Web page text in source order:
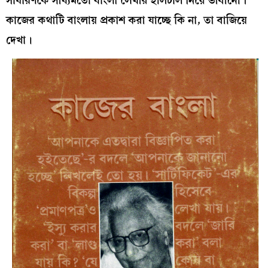
কাজের কথাটি বাংলায় প্রকাশ করা যাচ্ছে কি না, তা বাজিয়ে
দেখা।